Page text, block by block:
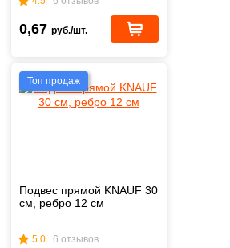
0,67 руб./шт.
Топ продаж
Подвес прямой KNAUF 30
см, ребро 12 см
5.0 6 отзывов